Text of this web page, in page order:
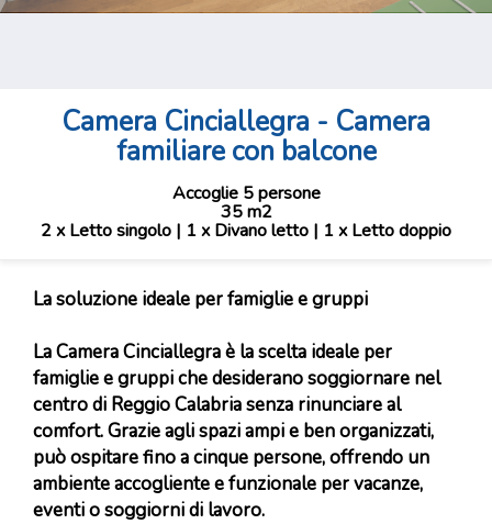
Camera Cinciallegra - Camera
familiare con balcone
Accoglie 5 persone
35 m2
2 x Letto singolo | 1 x Divano letto | 1 x Letto doppio
La soluzione ideale per famiglie e gruppi
La Camera Cinciallegra è la scelta ideale per
famiglie e gruppi che desiderano soggiornare nel
centro di Reggio Calabria senza rinunciare al
comfort. Grazie agli spazi ampi e ben organizzati,
può ospitare fino a cinque persone, offrendo un
ambiente accogliente e funzionale per vacanze,
eventi o soggiorni di lavoro.